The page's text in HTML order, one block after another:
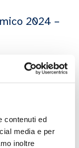
contenuti ed
media e per
inoltre
2024 –
2025-
Monica